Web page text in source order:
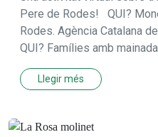
Pere de Rodes! QUI?
Rodes. Agència Catalana
QUI? Famílies amb
Llegir més